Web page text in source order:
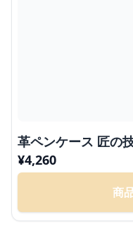
革ペンケース 匠の
¥4,260
商